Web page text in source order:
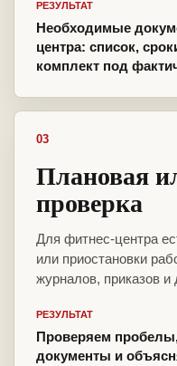
РЕЗУЛЬТАТ
Необходимые
центра: список,
комплект под
03
Плановая
проверка
Для фитнес-центра
или приостановки
журналов, приказов и
РЕЗУЛЬТАТ
Проверяем
документы и